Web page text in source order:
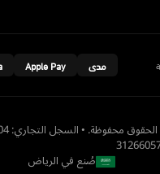
مدى Apple Pay
صُنع في الرياض